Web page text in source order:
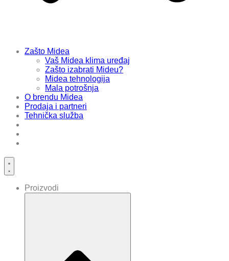
Zašto Midea
Vaš Midea klima uređaj
Zašto izabrati Mideu?
Midea tehnologija
Mala potrošnja
O brendu Midea
Prodaja i partneri
Tehnička služba
Proizvodi